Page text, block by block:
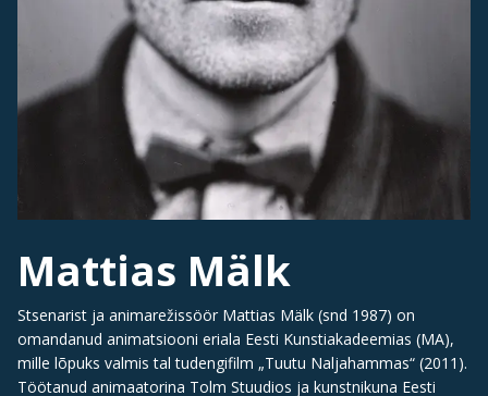
Mattias Mälk
Stsenarist ja animarežissöör Mattias Mälk (snd 1987) on
omandanud animatsiooni eriala Eesti Kunstiakadeemias (MA),
mille lõpuks valmis tal tudengifilm „Tuutu Naljahammas“ (2011).
Töötanud animaatorina Tolm Stuudios ja kunstnikuna Eesti